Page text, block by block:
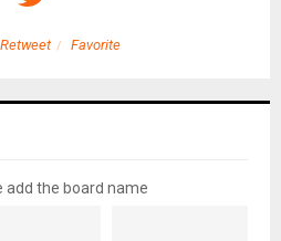
Retweet Favorite
add the board name